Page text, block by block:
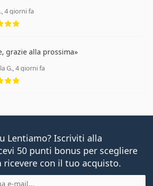
4 giorni fa
grazie alla prossima
G., 4 giorni fa
valutazione 5 di 5
Lentiamo? Iscriviti alla
50 punti bonus per scegliere
ricevere con il tuo acquisto.